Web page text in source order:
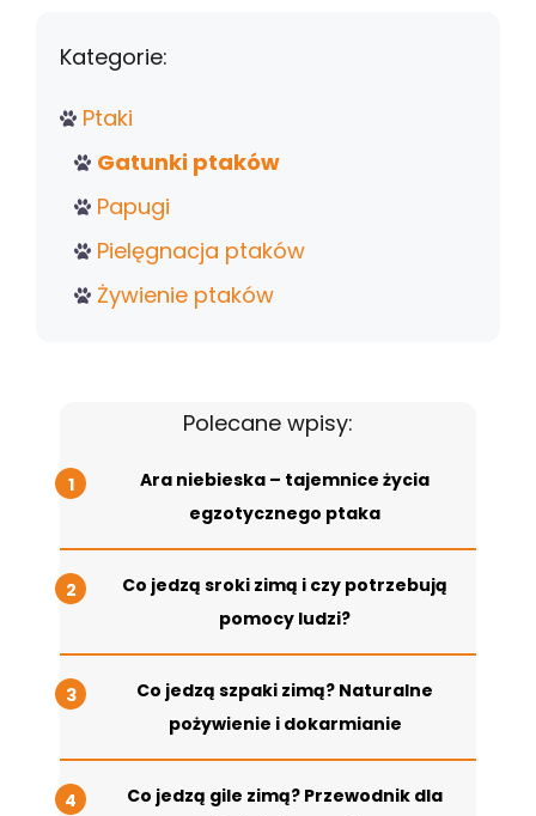
Kategorie:
Ptaki
Gatunki ptaków
Papugi
Pielęgnacja ptaków
Żywienie ptaków
Polecane wpisy:
Ara niebieska – tajemnice życia
egzotycznego ptaka
Co jedzą sroki zimą i czy potrzebują
pomocy ludzi?
Co jedzą szpaki zimą? Naturalne
pożywienie i dokarmianie
Co jedzą gile zimą? Przewodnik dla